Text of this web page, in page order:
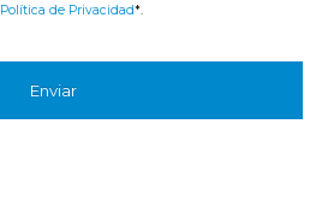
Política de Privacidad*.